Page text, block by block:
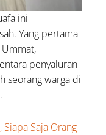
ini
Yang pertama
Ummat,
penyaluran
seorang warga di
Saja Orang